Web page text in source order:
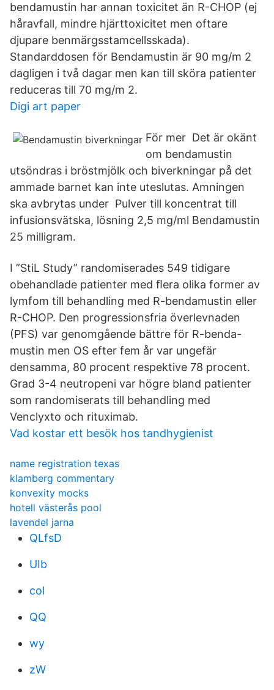
bendamustin har annan toxicitet än R-CHOP (ej
håravfall, mindre hjärttoxicitet men oftare
djupare benmärgsstamcellsskada).
Standarddosen för Bendamustin är 90 mg/m 2
dagligen i två dagar men kan till sköra patienter
reduceras till 70 mg/m 2.
Digi art paper
För mer Det är okänt
om bendamustin
utsöndras i bröstmjölk och biverkningar på det
ammade barnet kan inte uteslutas. Amningen
ska avbrytas under Pulver till koncentrat till
infusionsvätska, lösning 2,5 mg/ml Bendamustin
25 milligram.
I ”StiL Study” randomiserades 549 tidigare
obehandlade patienter med ﬂera olika former av
lymfom till behandling med R-bendamustin eller
R-CHOP. Den progressionsfria överlevnaden
(PFS) var genomgående bättre för R-benda-
mustin men OS efter fem år var ungefär
densamma, 80 procent respektive 78 procent.
Grad 3-4 neutropeni var högre bland patienter
som randomiserats till behandling med
Venclyxto och rituximab.
Vad kostar ett besök hos tandhygienist
name registration texas
klamberg commentary
konvexity mocks
hotell västerås pool
lavendel jarna
QLfsD
UIb
col
QQ
wy
zW